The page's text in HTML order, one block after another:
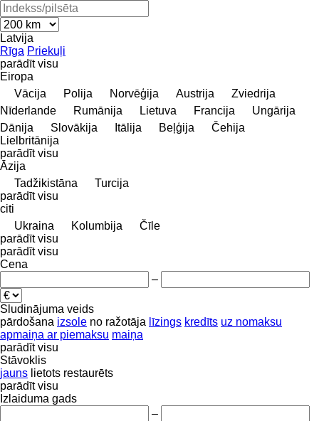
Latvija
Rīga Priekuļi
parādīt visu
Eiropa
Vācija
Polija Norvēģija Austrija
Zviedrija
Nīderlande
Rumānija Lietuva Francija
Ungārija
Dānija
Slovākija Itālija Beļģija
Čehija
Lielbritānija
parādīt visu
Āzija
Tadžikistāna
Turcija
parādīt visu
citi
Ukraina
Kolumbija
Čīle
parādīt visu
parādīt visu
Cena
–
Sludinājuma veids
pārdošana izsole no ražotāja līzings kredīts uz nomaksu
apmaiņa ar piemaksu maiņa
parādīt visu
Stāvoklis
jauns lietots restaurēts
parādīt visu
Izlaiduma gads
–